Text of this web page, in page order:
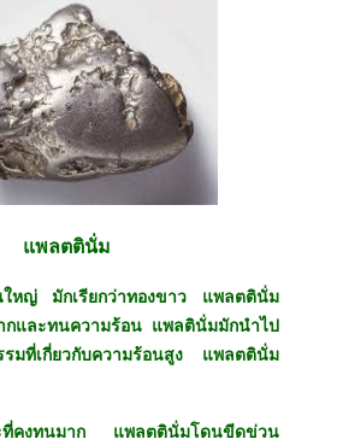
แพลตตินั่ม
หญ่ มักเรียกว่าทองขาว แพลตตินั่ม
กและทนความร้อน แพลตินั่มมักนำไป
รมที่เกี่ยวกับความร้อนสูง แพลตตินั่ม
ที่คงทนมาก แพลตตินั่มโดนขีดข่วน